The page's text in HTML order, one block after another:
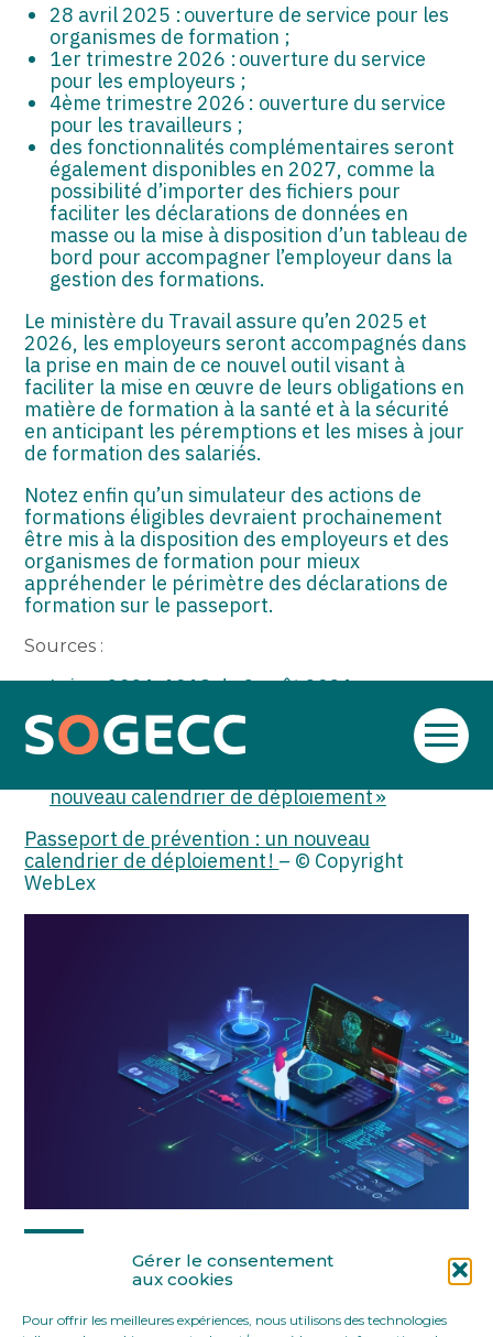
Gérer le consentement
aux cookies
Pour offrir les meilleures expériences, nous utilisons des technologies
Aller
28 avril 2025 : ouverture de service pour les
organismes de formation ;
1er trimestre 2026 : ouverture du service
pour les employeurs ;
4ème trimestre 2026 : ouverture du service
pour les travailleurs ;
des fonctionnalités complémentaires seront
également disponibles en 2027, comme la
possibilité d’importer des fichiers pour
faciliter les déclarations de données en
masse ou la mise à disposition d’un tableau de
bord pour accompagner l’employeur dans la
gestion des formations.
Le ministère du Travail assure qu’en 2025 et
2026, les employeurs seront accompagnés dans
la prise en main de ce nouvel outil visant à
faciliter la mise en œuvre de leurs obligations en
matière de formation à la santé et à la sécurité
en anticipant les péremptions et les mises à jour
de formation des salariés.
Notez enfin qu’un simulateur des actions de
formations éligibles devraient prochainement
être mis à la disposition des employeurs et des
organismes de formation pour mieux
appréhender le périmètre des déclarations de
formation sur le passeport.
Sources :
Loi no 2021-1018 du 2 août 2021 pour
renforcer la prévention en santé au travail
(article 6)
Communiqué du Ministère du travail du 17
nouveau calendrier de déploiement »
Passeport de prévention : un nouveau
calendrier de déploiement ! – © Copyright
WebLex